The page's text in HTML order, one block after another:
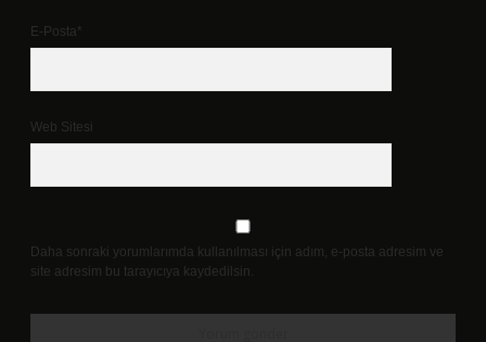
E-Posta*
Web Sitesi
Daha sonraki yorumlarımda kullanılması için adım, e-posta adresim ve
site adresim bu tarayıcıya kaydedilsin.